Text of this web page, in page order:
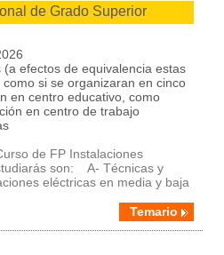
de Grado Superior
(a efectos de equivalencia estas
si se organizaran en cinco
en centro educativo, como
en centro de trabajo
de FP Instalaciones
son: A- Técnicas y
eléctricas en media y baja
Temario